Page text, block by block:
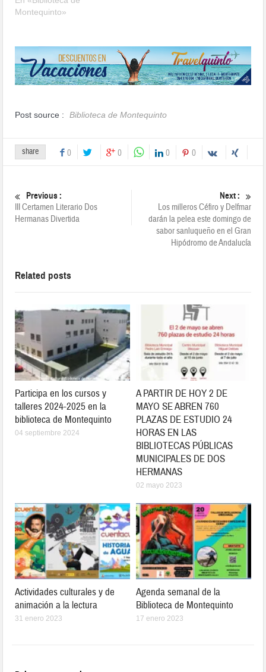
Montequinto»
Post source : Biblioteca de Montequinto
share 0 0 0 0
Previous :
III Certamen Literario Dos
Hermanas Divertida
Next :
Los milleros Céfiro y Delfmar
darán la pelea este domingo de
sabor sanluqueño en el Gran
Hipódromo de Andalucía
Related posts
Participa en los cursos y
talleres 2024-2025 en la
biblioteca de Montequinto
04 septiembre 2024
A PARTIR DE HOY 2 DE
MAYO SE ABREN 760
PLAZAS DE ESTUDIO 24
HORAS EN LAS
BIBLIOTECAS PÚBLICAS
MUNICIPALES DE DOS
HERMANAS
02 mayo 2023
Actividades culturales y de
animación a la lectura
31 enero 2023
Agenda semanal de la
Biblioteca de Montequinto
17 enero 2023